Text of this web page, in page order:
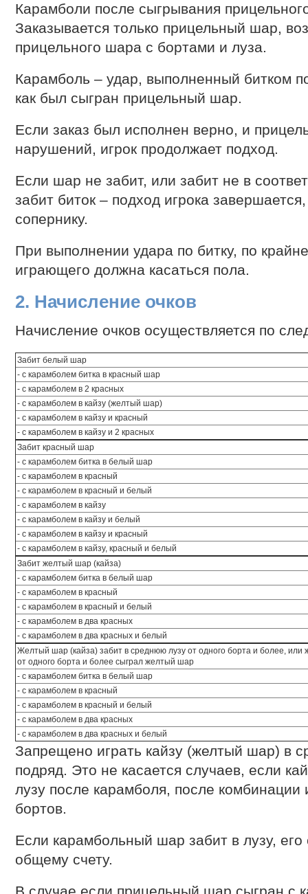
Карамболи после сыгрывания
Заказывается только прицельный шар,
прицельного шара с бортами и луза.
Карамболь – удар, выполненный битком
как был сыгран прицельный шар.
Если заказ был исполнен верно, и
нарушений, игрок продолжает подход.
Если шар не забит, или забит не в
забит биток – подход игрока
сопернику.
При выполнении удара по битку, по
играющего должна касаться пола.
2. Начисление очков
Начисление очков осуществляется по
Забит белый шар
- с карамболем битка в красный шар
- с карамболем в 2 красных
- с карамболем в кайзу (желтый шар)
- с карамболем в кайзу и красный
- с карамболем в кайзу и 2 красных
Забит красный шар
- с карамболем битка в белый шар
- с карамболем в красный
- с карамболем в красный и белый
- с карамболем в кайзу
- с карамболем в кайзу и белый
- с карамболем в кайзу и красный
- с карамболем в кайзу, красный и белый
Забит желтый шар (кайза)
- с карамболем битка в белый шар
- с карамболем в красный
- с карамболем в красный и белый
- с карамболем в два красных
- с карамболем в два красных и белый
Желтый шар (кайза) забит в среднюю лузу от одного борта и более, или
от одного борта и более сыграл желтый шар
- с карамболем битка в белый шар
- с карамболем в красный
- с карамболем в красный и белый
- с карамболем в два красных
- с карамболем в два красных и белый
Запрещено играть кайзу (желтый шар) в
подряд. Это не касается случаев, если
лузу после карамболя, после комбинации
бортов.
Если карамбольный шар забит в лузу, его
общему счету.